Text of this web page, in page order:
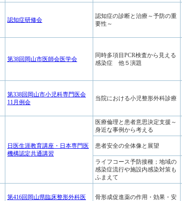
認知症研修会
認知症の診断と治療～予防の重
要性～
第38回岡山市医師会医学会
同時多項目PCR検査から見える
感染症 他５演題
第338回岡山市小児科専門医会
11月例会
当院における小児整形外科診療
日医生涯教育講座・日本専門医
機構認定共通講習
医療倫理と患者意思決定支援～
身近な事例から考える
患者安全の全体像と展望
ライフコース予防接種；地域の
感染症流行や施設内感染対策も
ふまえて
第416回岡山県臨床整形外科医
骨形成促進薬の作用・効果・安